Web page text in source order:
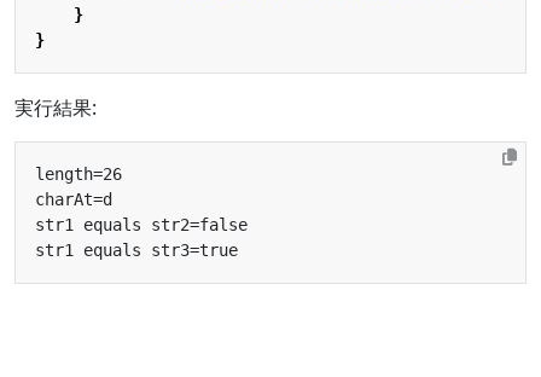
}
}
実行結果: